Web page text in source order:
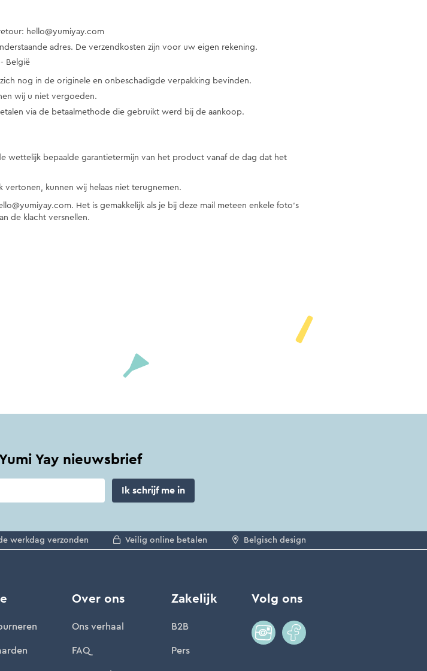
hello@yumiyay.com
adres. De verzendkosten zijn voor uw eigen rekening.
België
nog in de originele en onbeschadigde verpakking bevinden.
wij u niet vergoeden.
via de betaalmethode die gebruikt werd bij de aankoop.
wettelijk bepaalde garantietermijn van het product vanaf de dag dat het
kunnen wij helaas niet terugnemen.
Het is gemakkelijk als je bij deze mail meteen enkele foto’s
de klacht versnellen.
Yay nieuwsbrief
Ik schrijf me in
werkdag verzonden Veilig online betalen Belgisch design
Over ons
Ons verhaal
FAQ
Zakelijk
B2B
Pers
Volg ons